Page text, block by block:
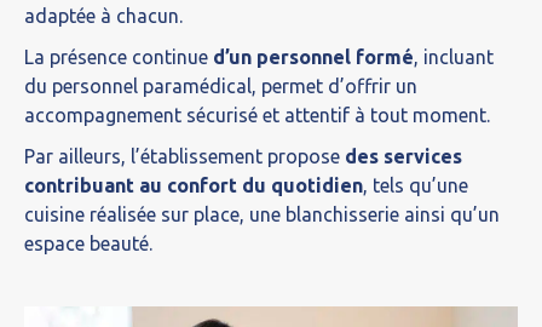
adaptée à chacun.
La présence continue d’un personnel formé, incluant
du personnel paramédical, permet d’offrir un
accompagnement sécurisé et attentif à tout moment.
Par ailleurs, l’établissement propose des services
contribuant au confort du quotidien, tels qu’une
cuisine réalisée sur place, une blanchisserie ainsi qu’un
espace beauté.